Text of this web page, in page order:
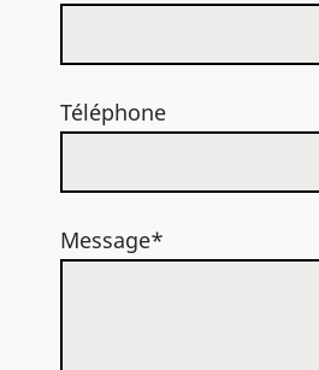
Téléphone
Message*